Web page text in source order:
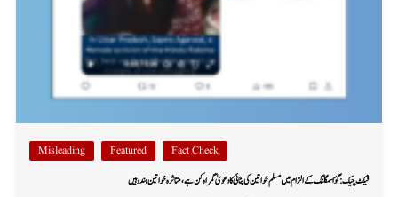
Fact Check
Featured
Misleading
فیکٹ چیک: گؤ اسمگلنگ کے الزام میں مسلم خواتین کی پٹائی کا دعویٰ گمراہ کن ہے، متاثرہ خواتین ہندو ہیں